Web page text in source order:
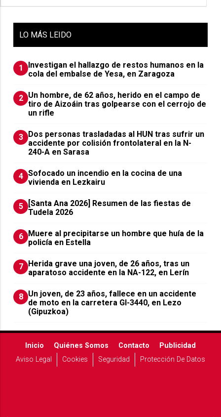
LO MÁS LEIDO
1
Investigan el hallazgo de restos humanos en la
cola del embalse de Yesa, en Zaragoza
2 Un hombre, de 62 años, herido en el campo de
tiro de Aizoáin tras golpearse con el cerrojo de
un rifle
3 ​Dos personas trasladadas al HUN tras sufrir un
accidente por colisión frontolateral en la N-
240-A en Sarasa
4 Sofocado un incendio en la cocina de una
vivienda en Lezkairu
5
[Santa Ana 2026] Resumen de las fiestas de
Tudela 2026
6 Muere al precipitarse un hombre que huía de la
policía en Estella
7 Herida grave una joven, de 26 años, tras un
aparatoso accidente en la NA-122, en Lerín
8 Un joven, de 23 años, fallece en un accidente
de moto en la carretera GI-3440, en Lezo
(Gipuzkoa)
Inicio Quiénes Somos Contacto
Publicidad
Aviso Legal
Cookies Seguridad Protección De Datos